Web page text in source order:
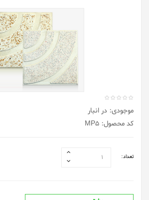
موجودی: در انبار
کد محصول: MP5
تعداد: